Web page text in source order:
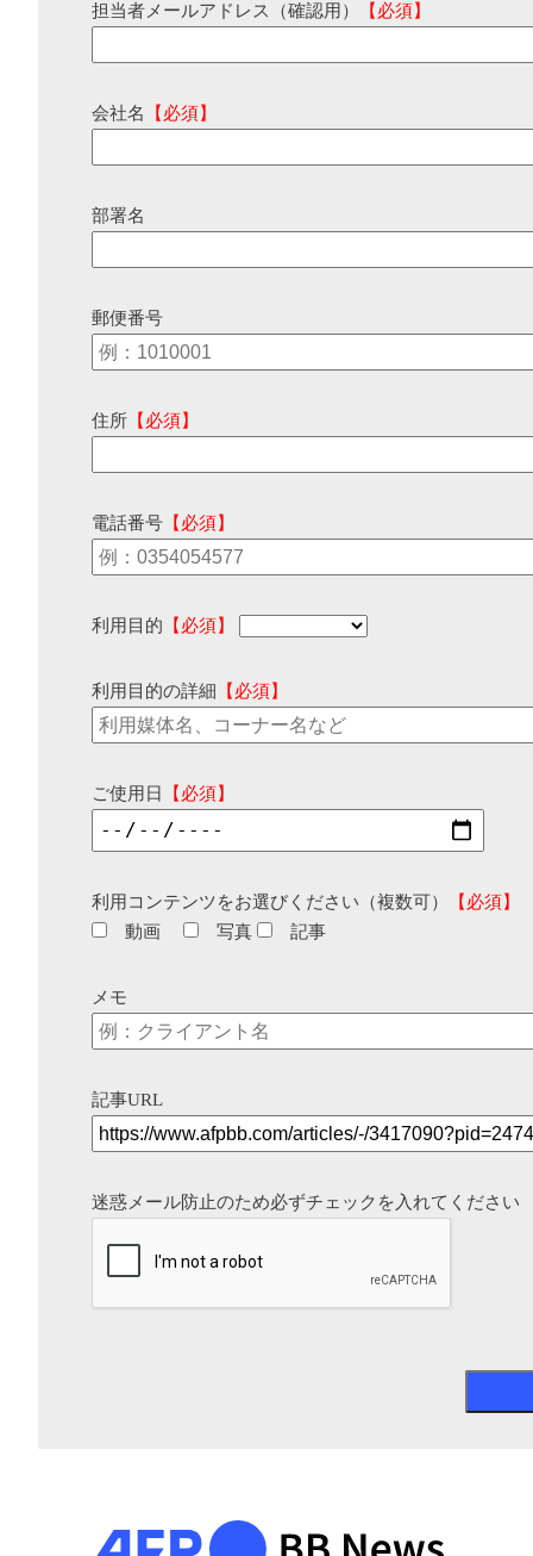
担当者メールアドレス（確認用） 【必須】
会社名 【必須】
部署名
郵便番号
住所 【必須】
電話番号 【必須】
利用目的 【必須】
利用目的の詳細 【必須】
ご使用日 【必須】
利用コンテンツをお選びください（複数可）
【必須】
動画
写真 記事
メモ
記事URL
迷惑メール防止のため必ずチェックを入れてください